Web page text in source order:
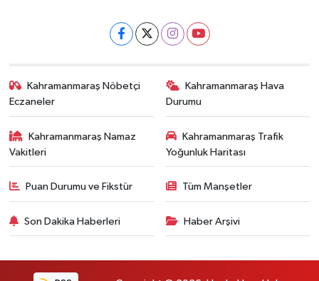
Kahramanmaraş Nöbetçi
Eczaneler
Kahramanmaraş Hava
Durumu
Kahramanmaraş Namaz
Vakitleri
Kahramanmaraş Trafik
Yoğunluk Haritası
Puan Durumu ve Fikstür Tüm Manşetler
Son Dakika Haberleri Haber Arşivi